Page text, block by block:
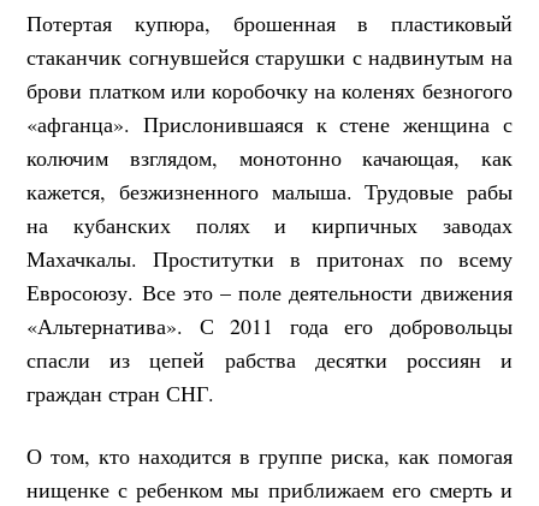
Потертая купюра, брошенная в пластиковый
стаканчик согнувшейся старушки с надвинутым на
брови платком или коробочку на коленях безногого
«афганца». Прислонившаяся к стене женщина с
колючим взглядом, монотонно качающая, как
кажется, безжизненного малыша. Трудовые рабы
на кубанских полях и кирпичных заводах
Махачкалы. Проститутки в притонах по всему
Евросоюзу. Все это – поле деятельности движения
«Альтернатива». С 2011 года его добровольцы
спасли из цепей рабства десятки россиян и
граждан стран СНГ.
О том, кто находится в группе риска, как помогая
нищенке с ребенком мы приближаем его смерть и